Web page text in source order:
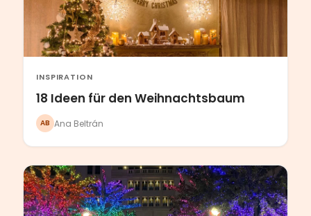
INSPIRATION
18 Ideen für den Weihnachtsbaum
AB Ana Beltrán